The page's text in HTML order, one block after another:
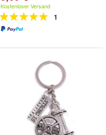
Kostenloser Versand
1